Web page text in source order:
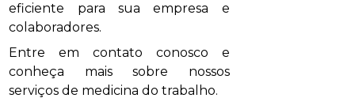
eficiente para sua empresa e
colaboradores.
Entre em contato conosco e
conheça mais sobre nossos
serviços de medicina do trabalho.